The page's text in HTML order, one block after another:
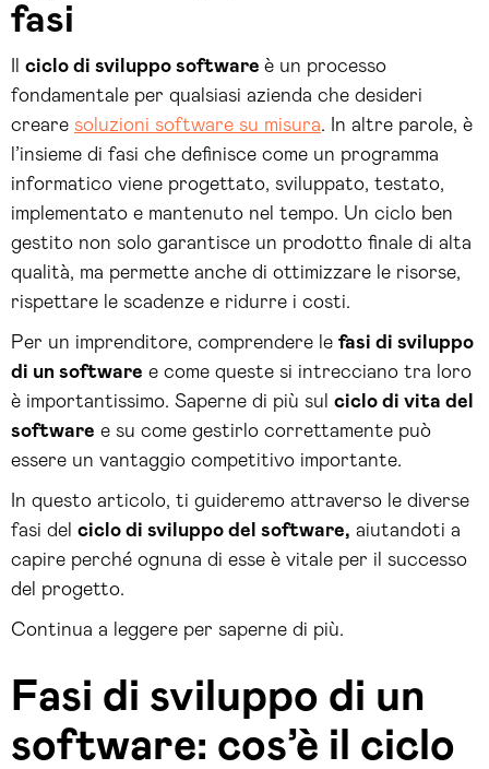
fasi
ciclo di sviluppo software è un processo
fondamentale per qualsiasi azienda che desideri
creare soluzioni software su misura. In altre parole, è
l’insieme di fasi che definisce come un programma
informatico viene progettato, sviluppato, testato,
implementato e mantenuto nel tempo. Un ciclo ben
gestito non solo garantisce un prodotto finale di alta
qualità, ma permette anche di ottimizzare le risorse,
rispettare le scadenze e ridurre i costi.
Per un imprenditore, comprendere le fasi di sviluppo
di un software e come queste si intrecciano tra loro
è importantissimo. Saperne di più sul ciclo di vita del
software e su come gestirlo correttamente può
essere un vantaggio competitivo importante.
In questo articolo, ti guideremo attraverso le diverse
fasi del ciclo di sviluppo del software, aiutandoti a
capire perché ognuna di esse è vitale per il successo
del progetto.
Continua a leggere per saperne di più.
Fasi di sviluppo di un
software: cos’è il ciclo